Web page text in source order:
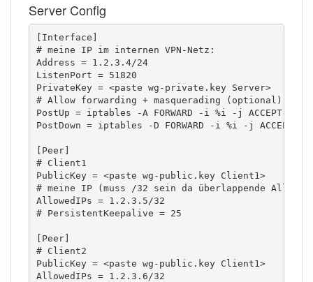
Server Config
[Interface]
# meine IP im internen VPN-Netz:
Address = 1.2.3.4/24
ListenPort = 51820
PrivateKey = <paste wg-private.key Server>
# Allow forwarding + masquerading (optional):
PostUp = iptables -A FORWARD -i %i -j ACCEPT;
PostDown = iptables -D FORWARD -i %i -j ACCEPT;
[Peer]
# Client1
PublicKey = <paste wg-public.key Client1>
# meine IP (muss /32 sein da überlappende
AllowedIPs = 1.2.3.5/32
# PersistentKeepalive = 25
[Peer]
# Client2
PublicKey = <paste wg-public.key Client1>
AllowedIPs = 1.2.3.6/32